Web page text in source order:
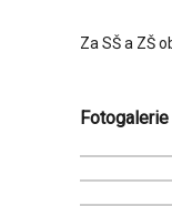
Za SŠ a ZŠ
Fotogalerie